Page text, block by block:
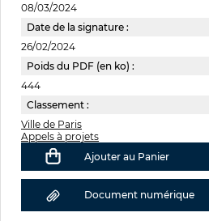
08/03/2024
Date de la signature :
26/02/2024
Poids du PDF (en ko) :
444
Classement :
Ville de Paris
Appels à projets
Ajouter au Panier
Document numérique